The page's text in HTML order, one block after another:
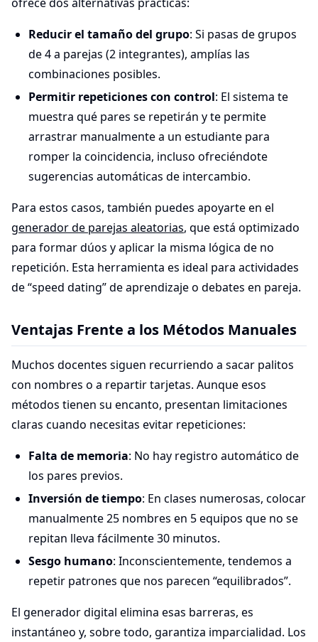
Reducir el tamaño del grupo: Si pasas de grupos
de 4 a parejas (2 integrantes), amplías las
combinaciones posibles.
Permitir repeticiones con control: El sistema te
muestra qué pares se repetirán y te permite
arrastrar manualmente a un estudiante para
romper la coincidencia, incluso ofreciéndote
sugerencias automáticas de intercambio.
Para estos casos, también puedes apoyarte en el
generador de parejas aleatorias, que está optimizado
para formar dúos y aplicar la misma lógica de no
repetición. Esta herramienta es ideal para actividades
de “speed dating” de aprendizaje o debates en pareja.
Ventajas Frente a los Métodos Manuales
Muchos docentes siguen recurriendo a sacar palitos
con nombres o a repartir tarjetas. Aunque esos
métodos tienen su encanto, presentan limitaciones
claras cuando necesitas evitar repeticiones:
Falta de memoria: No hay registro automático de
los pares previos.
Inversión de tiempo: En clases numerosas, colocar
manualmente 25 nombres en 5 equipos que no se
repitan lleva fácilmente 30 minutos.
Sesgo humano: Inconscientemente, tendemos a
repetir patrones que nos parecen “equilibrados”.
El generador digital elimina esas barreras, es
instantáneo y, sobre todo, garantiza imparcialidad. Los